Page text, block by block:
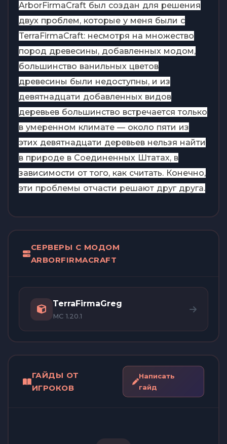
ArborFirmaCraft был создан для решения
двух проблем, которые у меня были с
TerraFirmaCraft: несмотря на множество
пород древесины, добавленных модом,
большинство ванильных цветов
древесины были недоступны, и из
девятнадцати добавленных видов
деревьев большинство встречается только
в умеренном климате — около пяти из
этих девятнадцати деревьев нельзя найти
в природе в Соединенных Штатах, в
зависимости от того, как считать. Конечно,
эти проблемы отчасти решают друг друга.
СЕРВЕРЫ С МОДОМ
ARBORFIRMACRAFT
TerraFirmaGreg
MC 1.20.1
ГАЙДЫ ОТ
ИГРОКОВ
Написать
гайд